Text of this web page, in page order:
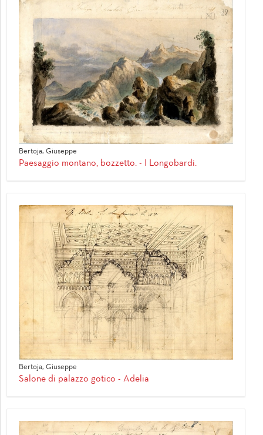
Bertoja, Giuseppe
Paesaggio montano, bozzetto. - I Longobardi.
Bertoja, Giuseppe
Salone di palazzo gotico - Adelia